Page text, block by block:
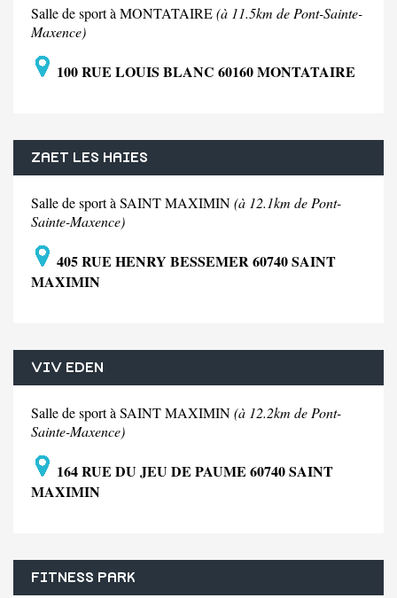
Salle de sport à MONTATAIRE(à 11.5km de Pont-Sainte-
Maxence)
100 RUE LOUIS BLANC 60160 MONTATAIRE
ZAET LES HAIES
Salle de sport à SAINT MAXIMIN(à 12.1km de Pont-
Sainte-Maxence)
405 RUE HENRY BESSEMER 60740 SAINT
MAXIMIN
VIV EDEN
Salle de sport à SAINT MAXIMIN(à 12.2km de Pont-
Sainte-Maxence)
164 RUE DU JEU DE PAUME 60740 SAINT
MAXIMIN
FITNESS PARK